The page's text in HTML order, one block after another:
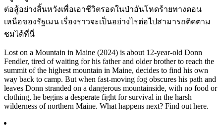
ต่อสู้อย่างสิ้นหวังเพื่อเอาชีวิตรอดในป่าอันโหดร้ายทางตอน
เหนือของรัฐเมน เรื่องราวจะเป็นอย่างไรต่อไปสามารถติดตาม
ชมได้ที่นี่
Lost on a Mountain in Maine (2024) is about 12-year-old Donn
Fendler, tired of waiting for his father and older brother to reach the
summit of the highest mountain in Maine, decides to find his own
way back to camp. But when fast-moving fog obscures his path and
leaves Donn stranded on a dangerous mountainside, with no food or
clothing, he begins a desperate fight for survival in the harsh
wilderness of northern Maine. What happens next? Find out here.